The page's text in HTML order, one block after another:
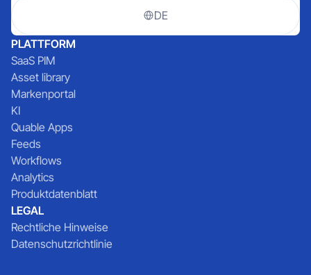
DE
PLATTFORM
SaaS PIM
Asset library
Markenportal
KI
Quable Apps
Feeds
Workflows
Analytics
Produktdatenblatt
LEGAL
Rechtliche Hinweise
Datenschutzrichtlinie